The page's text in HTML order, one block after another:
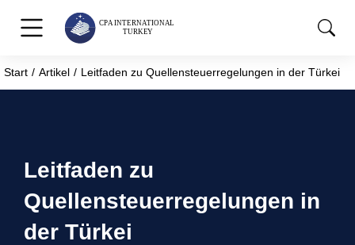
Sie befinden sich hier:
Start Artikel Leitfaden zu Quellensteuerregelungen in der Türkei
Leitfaden zu
Quellensteuerregelungen in
der Türkei